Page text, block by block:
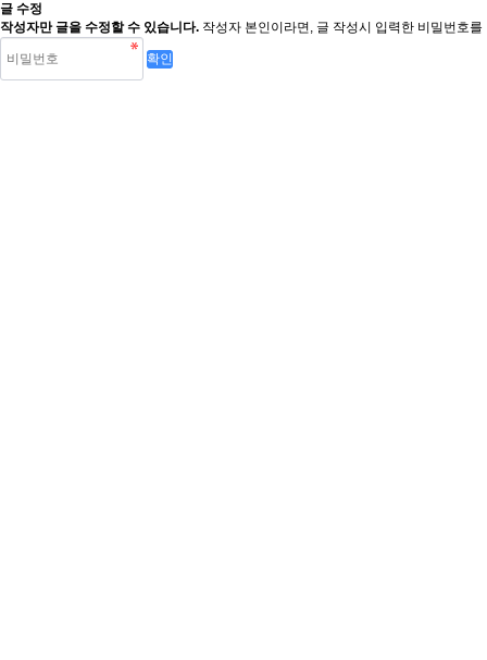
글 수정
작성자만 글을 수정할 수 있습니다. 작성자 본인이라면, 글 작성시 입력한 비밀번호